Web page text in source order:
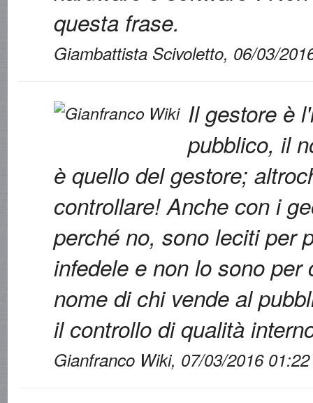
questa frase.
Giambattista Scivoletto, 06/03/
Il gestore è
pubblico, il
è quello del gestore;
controllare! Anche con i
perché no, sono leciti per
infedele e non lo sono per
nome di chi vende al
il controllo di qualità
Gianfranco Wiki, 07/03/2016 01:22